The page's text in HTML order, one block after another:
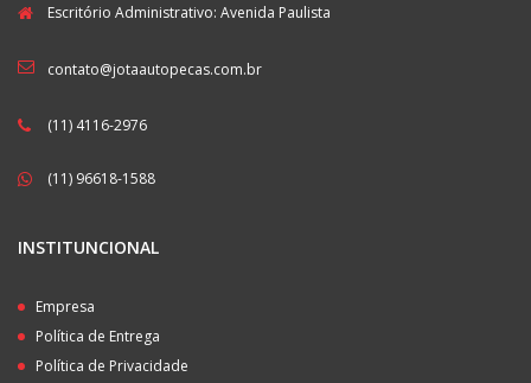
Escritório Administrativo: Avenida Paulista
contato@jotaautopecas.com.br
(11) 4116-2976
(11) 96618-1588
INSTITUNCIONAL
Empresa
Política de Entrega
Política de Privacidade